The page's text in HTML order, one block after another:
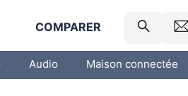
COMPARER
Audio Maison connectée